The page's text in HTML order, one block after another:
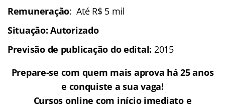
Remuneração: Até R$ 5 mil
Situação: Autorizado
Previsão de publicação do edital: 2015
Prepare-se com quem mais aprova há 25 anos
e conquiste a sua vaga!
Cursos online com início imediato e